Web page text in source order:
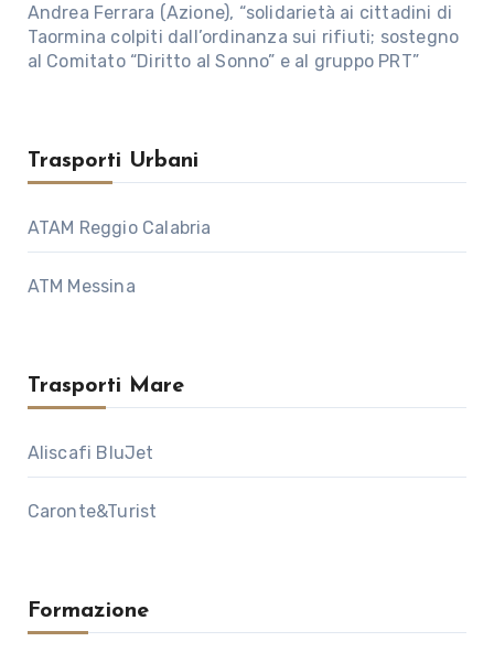
Andrea Ferrara (Azione), “solidarietà ai cittadini di
Taormina colpiti dall’ordinanza sui rifiuti; sostegno
al Comitato “Diritto al Sonno” e al gruppo PRT”
Trasporti Urbani
ATAM Reggio Calabria
ATM Messina
Trasporti Mare
Aliscafi BluJet
Caronte&Turist
Formazione